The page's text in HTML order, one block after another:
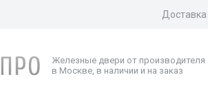
Доставка
Железные двери от производителя
в Москве, в наличии и на заказ